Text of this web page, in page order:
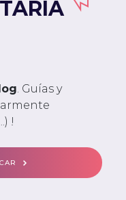
. Guías y
!